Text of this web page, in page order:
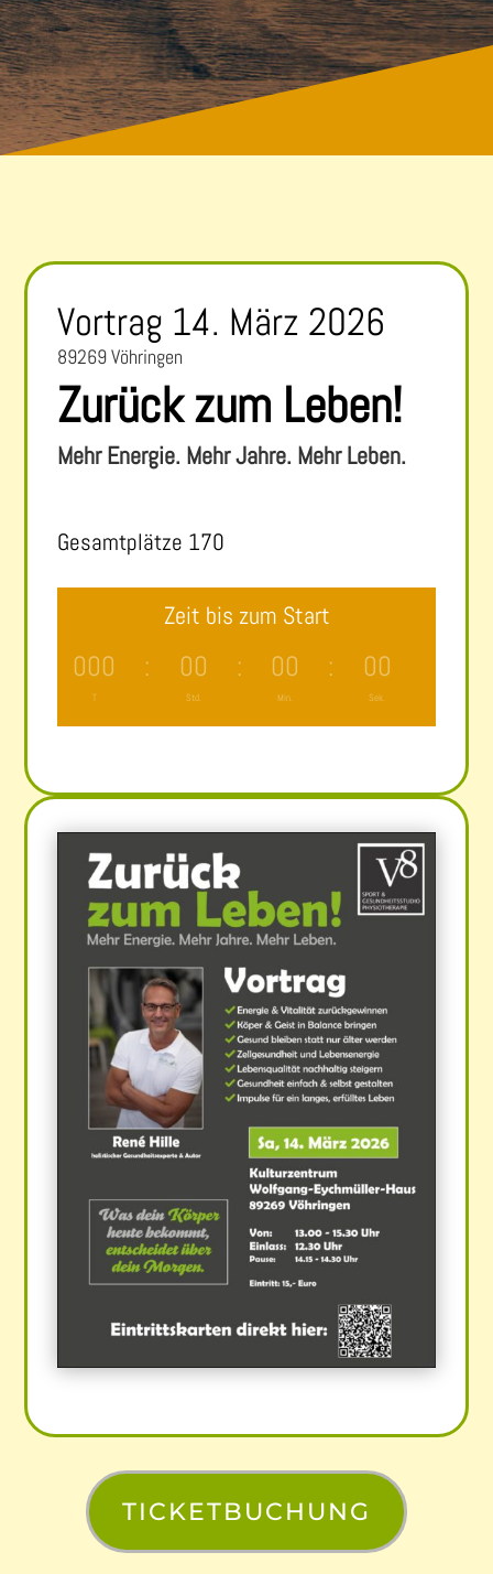
Vortrag 14. März 2026
89269 Vöhringen
Zurück zum Leben!
Mehr Energie. Mehr Jahre. Mehr Leben.
Gesamtplätze 170
Zeit bis zum Start
000
T
: 00
Std.
: 00
Min.
: 00
Sek.
TICKETBUCHUNG